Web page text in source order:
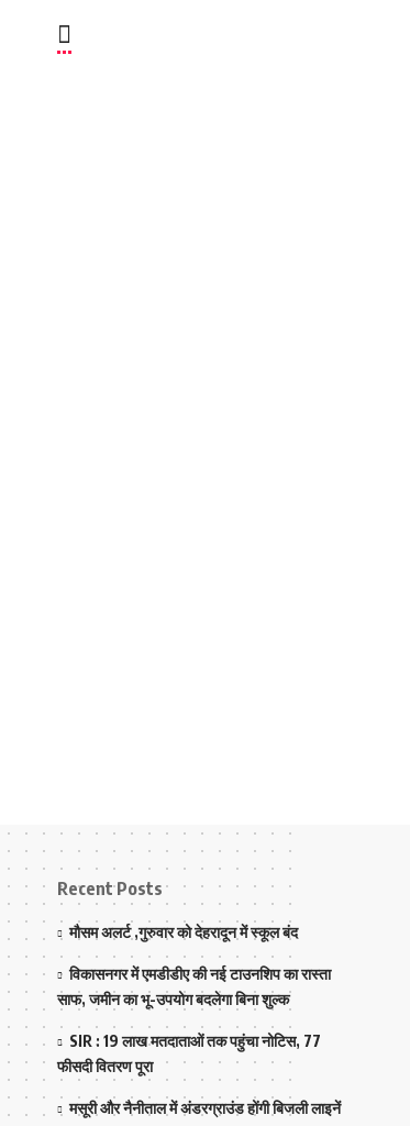
Recent Posts
मौसम अलर्ट ,गुरुवार को देहरादून में स्कूल बंद
विकासनगर में एमडीडीए की नई टाउनशिप का रास्ता
साफ, जमीन का भू-उपयोग बदलेगा बिना शुल्क
SIR : 19 लाख मतदाताओं तक पहुंचा नोटिस, 77
फीसदी वितरण पूरा
मसूरी और नैनीताल में अंडरग्राउंड होंगी बिजली लाइनें